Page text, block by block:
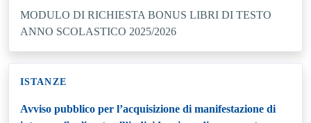
MODULO DI RICHIESTA BONUS LIBRI DI TESTO
ANNO SCOLASTICO 2025/2026
ISTANZE
Avviso pubblico per l’acquisizione di manifestazione di